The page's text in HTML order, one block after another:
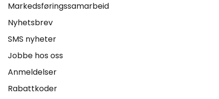
Markedsføringssamarbeid
Nyhetsbrev
SMS nyheter
Jobbe hos oss
Anmeldelser
Rabattkoder